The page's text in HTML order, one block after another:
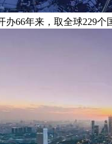
办66年来，取全球229